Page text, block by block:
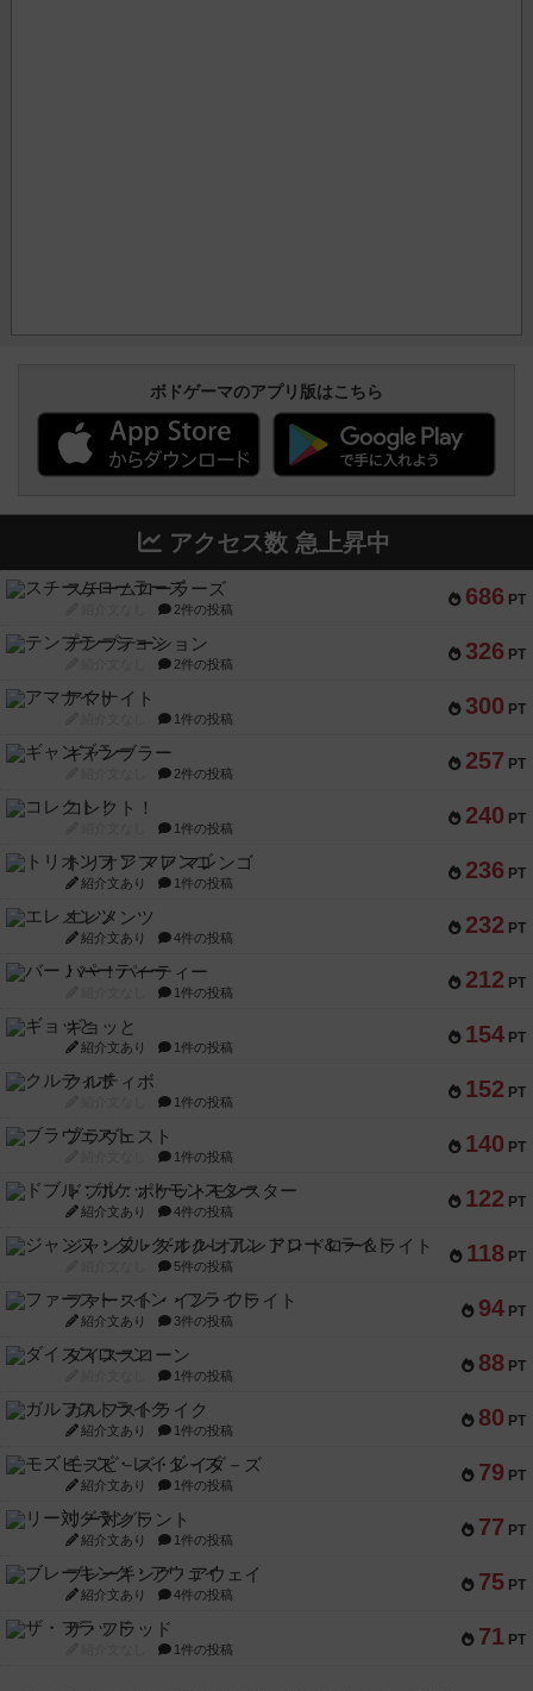
ボドゲーマのアプリ版はこちら
アクセス数 急上昇中
686 PT
スチームローラーズ
2件の投稿
326 PT
テンプテーション
2件の投稿
300 PT
アマナイト
1件の投稿
257 PT
ギャンブラー
2件の投稿
240 PT
コレクト！
1件の投稿
236 PT
トリオンフ ア マレンゴ
紹介文あり 1件の投稿
232 PT
エレメンツ
紹介文あり 4件の投稿
212 PT
バー！パーティー
1件の投稿
154 PT
ギョッと
紹介文あり 1件の投稿
152 PT
クルティボ
1件の投稿
140 PT
ブラヴェスト
1件の投稿
122 PT
ドブル：ポケットモンスター
紹介文あり 4件の投稿
118 PT
ジャンヌ・ダルク-オルレアン ドロー＆ライト
5件の投稿
94 PT
ファースト・イン・フライト
紹介文あり 3件の投稿
88 PT
ダイススローン
1件の投稿
80 PT
ガルフストライク
紹介文あり 1件の投稿
79 PT
モズビ－ズ・レイダ－ズ
紹介文あり 1件の投稿
77 PT
リー対グラント
紹介文あり 1件の投稿
75 PT
ブレーキング・アウェイ
紹介文あり 4件の投稿
71 PT
ザ・フラッド
1件の投稿